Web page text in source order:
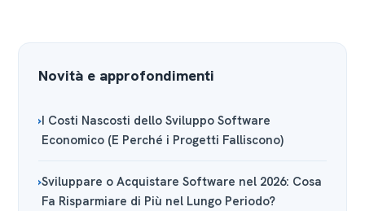
Novità e approfondimenti
I Costi Nascosti dello Sviluppo Software
Economico (E Perché i Progetti Falliscono)
Sviluppare o Acquistare Software nel 2026: Cosa
Fa Risparmiare di Più nel Lungo Periodo?